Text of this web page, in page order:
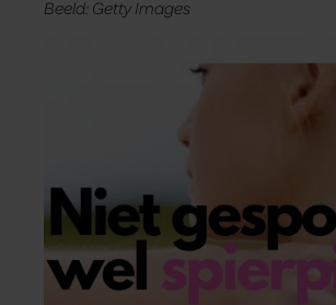
Beeld: Getty Images